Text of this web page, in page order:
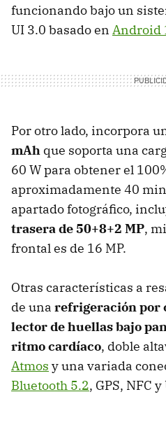
funcionando bajo un
UI 3.0 basado en Android
Por otro lado, incorpora
mAh que soporta una
60 W para obtener el
aproximadamente 40
apartado fotográfico,
trasera de 50+8+2 MP,
frontal es de 16 MP.
Otras características a
de una refrigeración por
lector de huellas bajo
ritmo cardíaco, doble
Atmos y una variada
Bluetooth 5.2, GPS, NFC y